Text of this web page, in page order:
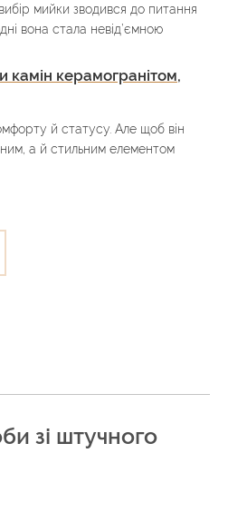
мийки зводився до питання
вона стала невід’ємною
керамогранітом,
й статусу. Але щоб він
а й стильним елементом
зі штучного